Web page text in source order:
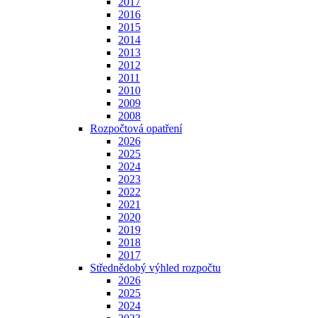
2016
2015
2014
2013
2012
2011
2010
2009
2008
Rozpočtová opatření
2026
2025
2024
2023
2022
2021
2020
2019
2018
2017
Střednědobý výhled rozpočtu
2026
2025
2024